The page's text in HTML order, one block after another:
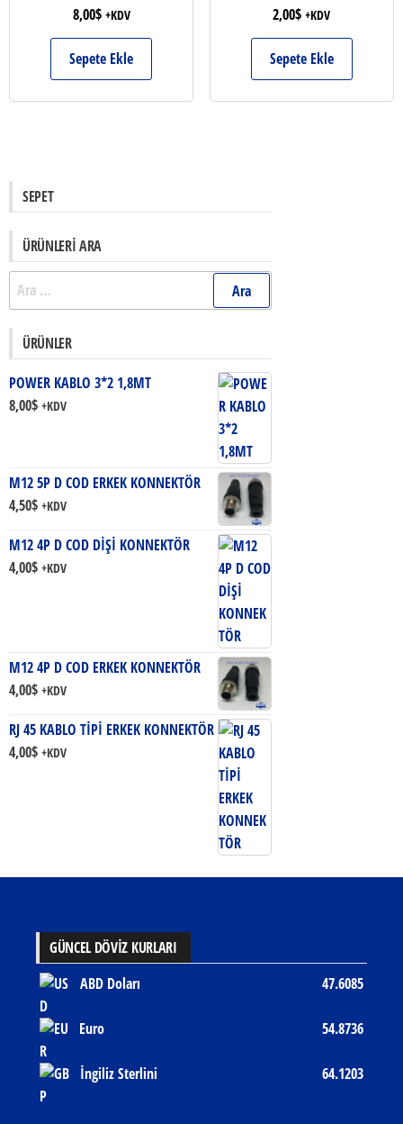
8,00$ +KDV
Sepete Ekle
2,00$ +KDV
Sepete Ekle
SEPET
ÜRÜNLERI ARA
Arama:
ÜRÜNLER
POWER KABLO 3*2 1,8MT
8,00$ +KDV
M12 5P D COD ERKEK KONNEKTÖR
4,50$ +KDV
M12 4P D COD DİŞİ KONNEKTÖR
4,00$ +KDV
M12 4P D COD ERKEK KONNEKTÖR
4,00$ +KDV
RJ 45 KABLO TİPİ ERKEK KONNEKTÖR
4,00$ +KDV
GÜNCEL DÖVİZ KURLARI
ABD Doları
47.6085
Euro 54.8736
İngiliz Sterlini 64.1203